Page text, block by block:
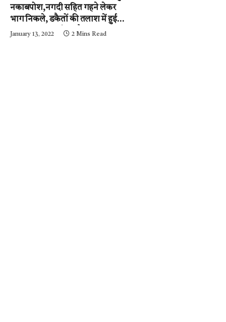
नकाबपोश,नगदी सहित गहने लेकर
भाग निकले, डकैतों की तलाश में हुई
नाकाबंदी…..आईजी और
January 13, 2022 2 Mins Read